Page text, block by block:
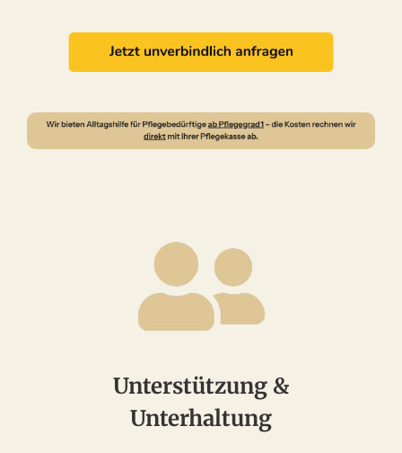
Unterstützung &
Unterhaltung